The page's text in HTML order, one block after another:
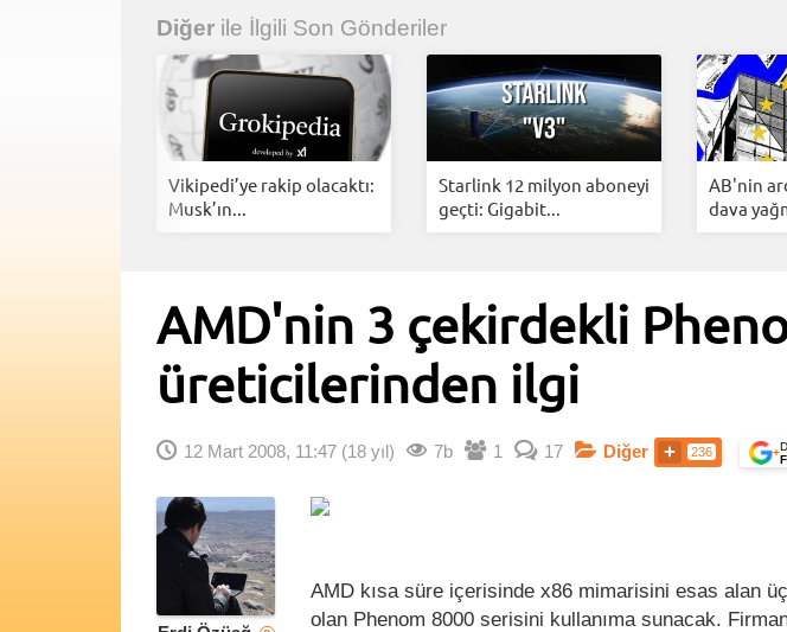
İnstagram Dondurma İnstagram
Diğer ile İlgili Son Gönderiler
Vikipedi’ye rakip olacaktı:
Musk’ın...
Starlink 12 milyon aboneyi
geçti: Gigabit...
AB'nin
dava
AMD'nin 3 çekirdekli
üreticilerinden ilgi
12 Mart 2008, 11:47 (18 yıl) 7b 1 17 Diğer 236 +
AMD kısa süre içerisinde x86 mimarisini esas alan
olan Phenom 8000 serisini kullanıma sunacak.